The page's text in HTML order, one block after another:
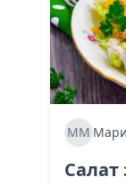
ММ
Салат